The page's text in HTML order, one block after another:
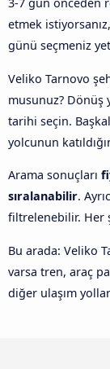
3-7 gün önceden
etmek
günü seçmeniz
Veliko Tarnovo
musunuz?
tarihi seçin.
yolcunun
Arama sonuçları
sıralanabilir.
filtrelenebilir. Her
Bu arada: Veliko
varsa tren, araç
diğer ulaşım